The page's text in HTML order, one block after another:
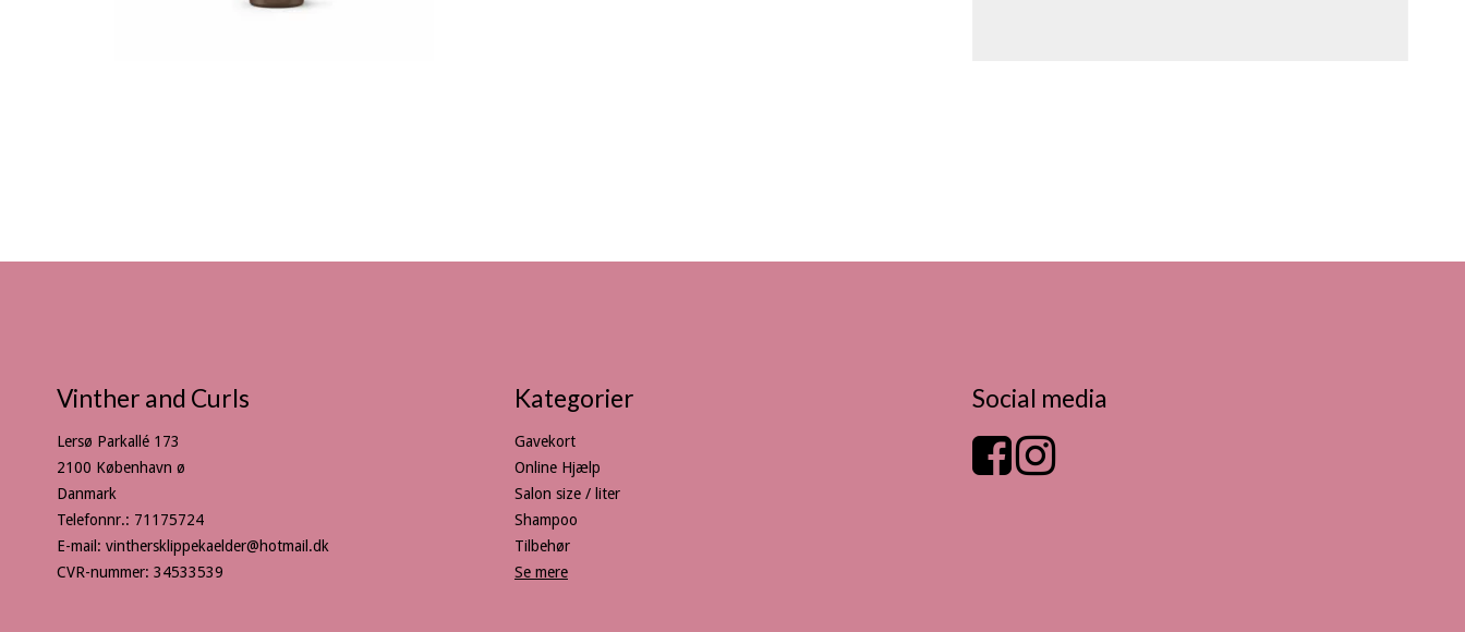
Vinther and Curls
Lersø Parkallé 173
2100 København ø
Danmark
Telefonnr.: 71175724
E-mail : vinthersklippekaelder@hotmail.dk
CVR-nummer: 34533539
Kategorier
Gavekort
Online Hjælp
Salon size / liter
Shampoo
Tilbehør
Se mere
Social media